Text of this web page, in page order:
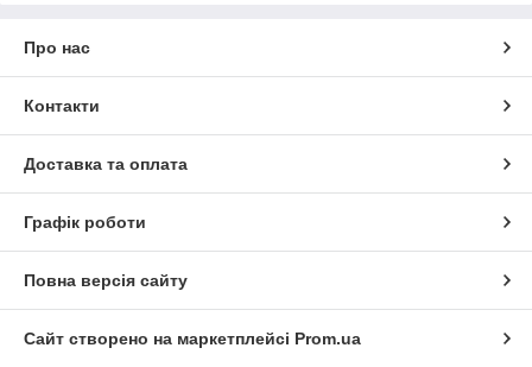
Про нас
Контакти
Доставка та оплата
Графік роботи
Повна версія сайту
Сайт створено на маркетплейсі Prom.ua